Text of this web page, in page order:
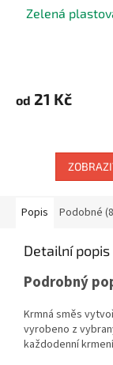
Zelená
od 21 Kč
Popis Podobné
Detailní
Podrobný
Krmná směs
vyrobeno z
každodenní